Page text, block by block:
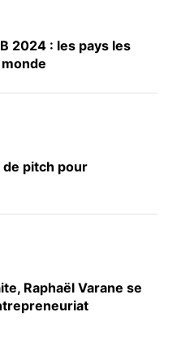
2024 : les pays les
pitch pour
Raphaël Varane se